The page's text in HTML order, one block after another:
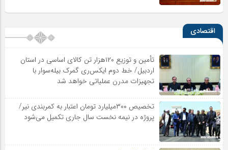
اقتصادی
تأمین و توزیع ۱۲۰هزار تن کالای اساسی در استان
اردبیل/ خط دوم ایکس‌ری گمرک بیله‌سوار با
تجهیزات مدرن عملیاتی خواهد شد
تخصیص ۳۰۰میلیارد تومان اعتبار به کمربندی نیر/
پروژه در نیمه نخست سال جاری تکمیل می‌شود